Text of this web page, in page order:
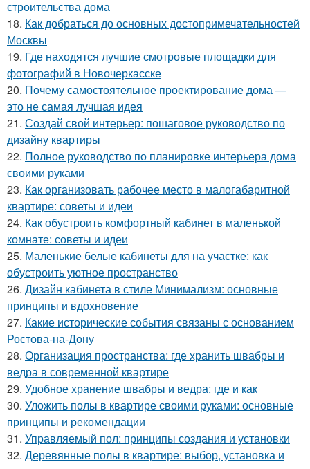
строительства дома
18. Как добраться до основных достопримечательностей
Москвы
19. Где находятся лучшие смотровые площадки для
фотографий в Новочеркасске
20. Почему самостоятельное проектирование дома —
это не самая лучшая идея
21. Создай свой интерьер: пошаговое руководство по
дизайну квартиры
22. Полное руководство по планировке интерьера дома
своими руками
23. Как организовать рабочее место в малогабаритной
квартире: советы и идеи
24. Как обустроить комфортный кабинет в маленькой
комнате: советы и идеи
25. Маленькие белые кабинеты для на участке: как
обустроить уютное пространство
26. Дизайн кабинета в стиле Минимализм: основные
принципы и вдохновение
27. Какие исторические события связаны с основанием
Ростова-на-Дону
28. Организация пространства: где хранить швабры и
ведра в современной квартире
29. Удобное хранение швабры и ведра: где и как
30. Уложить полы в квартире своими руками: основные
принципы и рекомендации
31. Управляемый пол: принципы создания и установки
32. Деревянные полы в квартире: выбор, установка и